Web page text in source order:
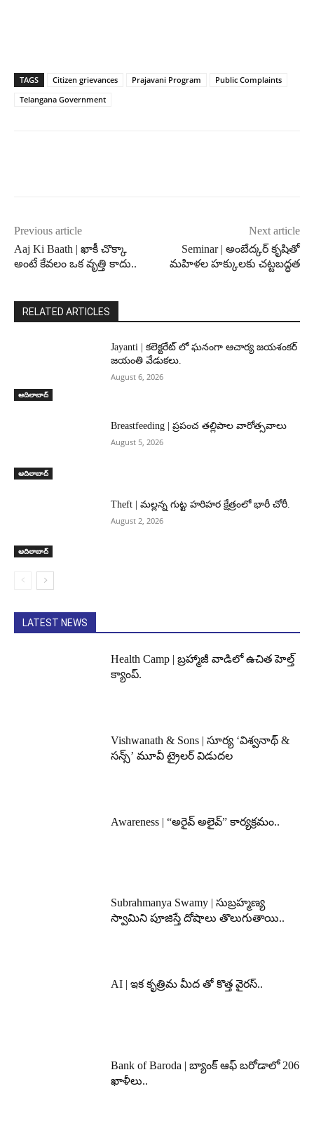
TAGS Citizen grievances Prajavani Program
Public Complaints
Telangana Government
Previous article
Aaj Ki Baath | ఖాకీ చొక్కా
అంటే కేవలం ఒక వృత్తి కాదు..
Next article
Seminar | అంబేద్కర్ కృషితో
మహిళల హక్కులకు చట్టబద్ధత
RELATED ARTICLES
ఆదిలాబాద్
Jayanti | కలెక్టరేట్ లో ఘనంగా ఆచార్య జయశంకర్
జయంతి వేడుకలు.
August 6, 2026
ఆదిలాబాద్
Breastfeeding | ప్రపంచ తల్లిపాల వారోత్సవాలు
August 5, 2026
ఆదిలాబాద్
Theft | మల్లన్న గుట్ట హరిహర క్షేత్రంలో భారీ చోరీ.
August 2, 2026
LATEST NEWS
Health Camp | బ్రహ్మాజీ వాడిలో ఉచిత హెల్త్
క్యాంప్.
Vishwanath & Sons | సూర్య ‘విశ్వనాథ్ &
సన్స్’ మూవీ ట్రైలర్ విడుదల
Awareness | “అరైవ్ అలైవ్” కార్యక్రమం..
Subrahmanya Swamy | సుబ్రహ్మణ్య
స్వామిని పూజిస్తే దోషాలు తొలుగుతాయి..
AI | ఇక కృత్రిమ మీద తో కొత్త వైరస్..
Bank of Baroda | బ్యాంక్‌ ఆఫ్‌ బరోడాలో 206
ఖాళీలు..